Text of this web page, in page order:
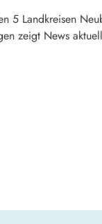
5 Landkreisen
zeigt News